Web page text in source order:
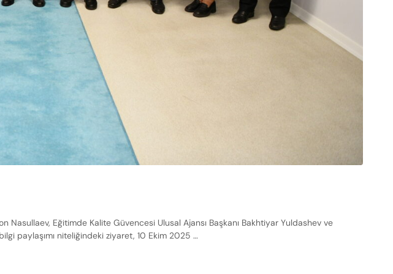
Nasullaev, Eğitimde Kalite Güvencesi Ulusal Ajansı Başkanı Bakhtiyar Yuldashev ve
paylaşımı niteliğindeki ziyaret, 10 Ekim 2025 …